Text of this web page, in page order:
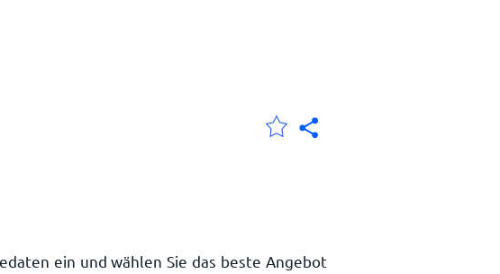
ein und wählen Sie das beste Angebot